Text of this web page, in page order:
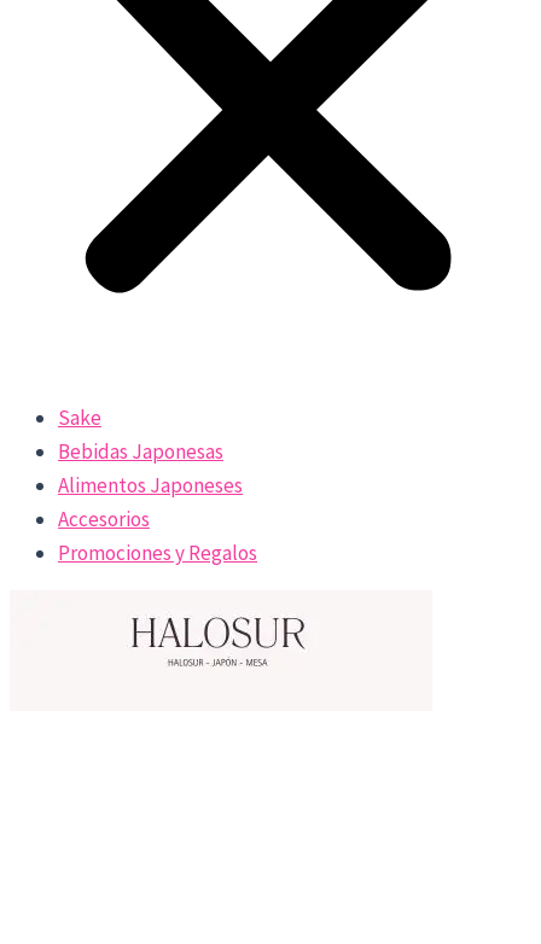
Sake
Bebidas Japonesas
Alimentos Japoneses
Accesorios
Promociones y Regalos